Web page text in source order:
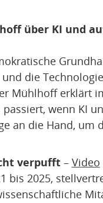
über KI und
die
Mühlhoff erklärt
wenn KI
an die Hand, um
verpufft– Video
bis 2025,